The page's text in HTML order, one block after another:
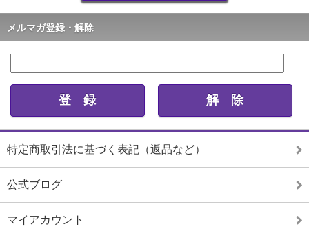
メルマガ登録・解除
特定商取引法に基づく表記（返品など）
公式ブログ
マイアカウント